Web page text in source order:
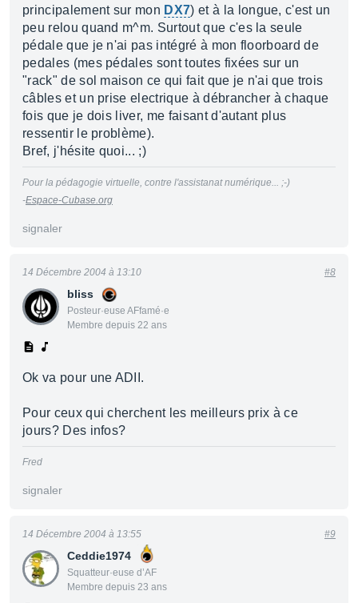
principalement sur mon DX7) et à la longue, c'est un
peu relou quand m^m. Surtout que c'es la seule
pédale que je n'ai pas intégré à mon floorboard de
pedales (mes pédales sont toutes fixées sur un
"rack" de sol maison ce qui fait que je n'ai que trois
câbles et un prise electrique à débrancher à chaque
fois que je dois liver, me faisant d'autant plus
ressentir le problème).
Bref, j'hésite quoi... ;)
Pour la pédagogie virtuelle, contre l'assistanat numérique... ;-)
-Espace-Cubase.org
signaler
bliss
Posteur·euse AFfamé·e
Membre depuis 22 ans
14 Décembre 2004 à 13:10 #8
Ok va pour une ADII.
Pour ceux qui cherchent les meilleurs prix à ce
jours? Des infos?
Fred
signaler
Ceddie1974
Squatteur·euse d’AF
Membre depuis 23 ans
14 Décembre 2004 à 13:55 #9